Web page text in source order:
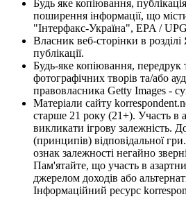
Будь яке копіювання,
поширення інформації, що
"Інтерфакс-Україна", EPA /
Власник веб-сторінки в
публікації.
Будь-яке копіювання, передрук
фотографічних творів та/або
правовласника Getty Images -
Матеріали сайту
старше 21 року (21+). Участь в
викликати ігрову залежність.
(принципів) відповідальної
ознак залежності негайно
Пам'ятайте, що участь в
джерелом доходів або
Інформаційний ресурс